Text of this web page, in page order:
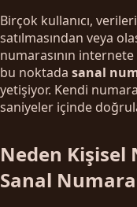
Birçok kullanıcı,
satılmasından veya
numarasının
bu noktada sanal
yetişiyor. Kendi
saniyeler içinde
Neden Kişisel
Sanal Numara